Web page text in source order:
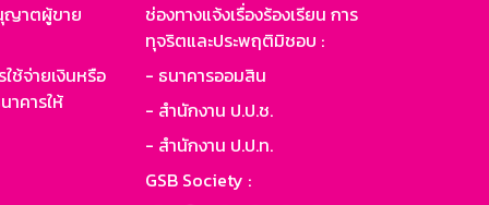
ญาตผู้ขาย
ช้จ่ายเงินหรือ
คารให้
ช่องทางแจ้งเรื่องร้องเรียน การ
ทุจริตและประพฤติมิชอบ :
- ธนาคารออมสิน
- สำนักงาน ป.ป.ช.
- สำนักงาน ป.ป.ท.
GSB Society :